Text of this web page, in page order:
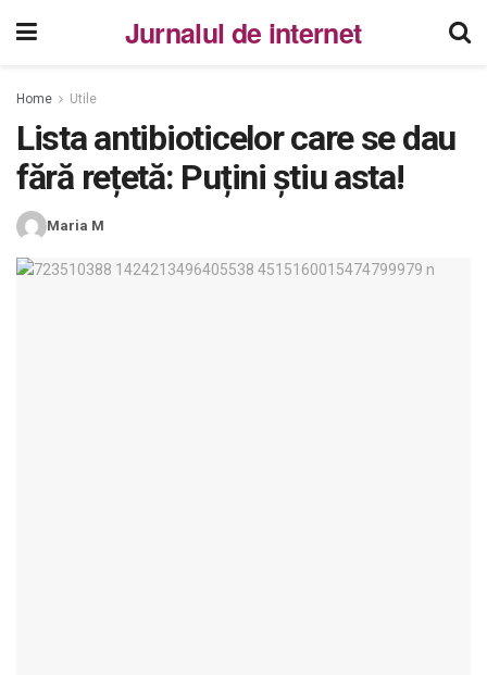
Jurnalul de internet
Home Utile
Lista antibioticelor care se dau
fără rețetă: Puțini știu asta!
Maria M